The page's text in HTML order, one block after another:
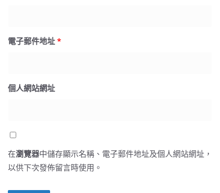
電子郵件地址*
個人網站網址
在瀏覽器中儲存顯示名稱、電子郵件地址及個人網站網址，
以供下次發佈留言時使用。